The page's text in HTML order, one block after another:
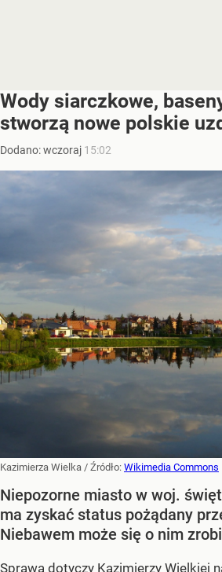
Wody siarczkowe,
stworzą nowe polskie
Dodano:wczoraj 15:02
Kazimierza Wielka / Źródło: Wikimedia Commons
Niepozorne miasto w woj.
ma zyskać status pożądany
Niebawem może się o nim
Sprawa dotyczy Kazimierzy Wielkiej